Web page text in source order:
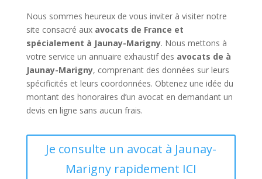
Nous sommes heureux de vous inviter à visiter notre
site consacré aux avocats de France et
spécialement à Jaunay-Marigny. Nous mettons à
votre service un annuaire exhaustif des avocats de à
Jaunay-Marigny, comprenant des données sur leurs
spécificités et leurs coordonnées. Obtenez une idée du
montant des honoraires d’un avocat en demandant un
devis en ligne sans aucun frais.
Je consulte un avocat à Jaunay-
Marigny rapidement ICI